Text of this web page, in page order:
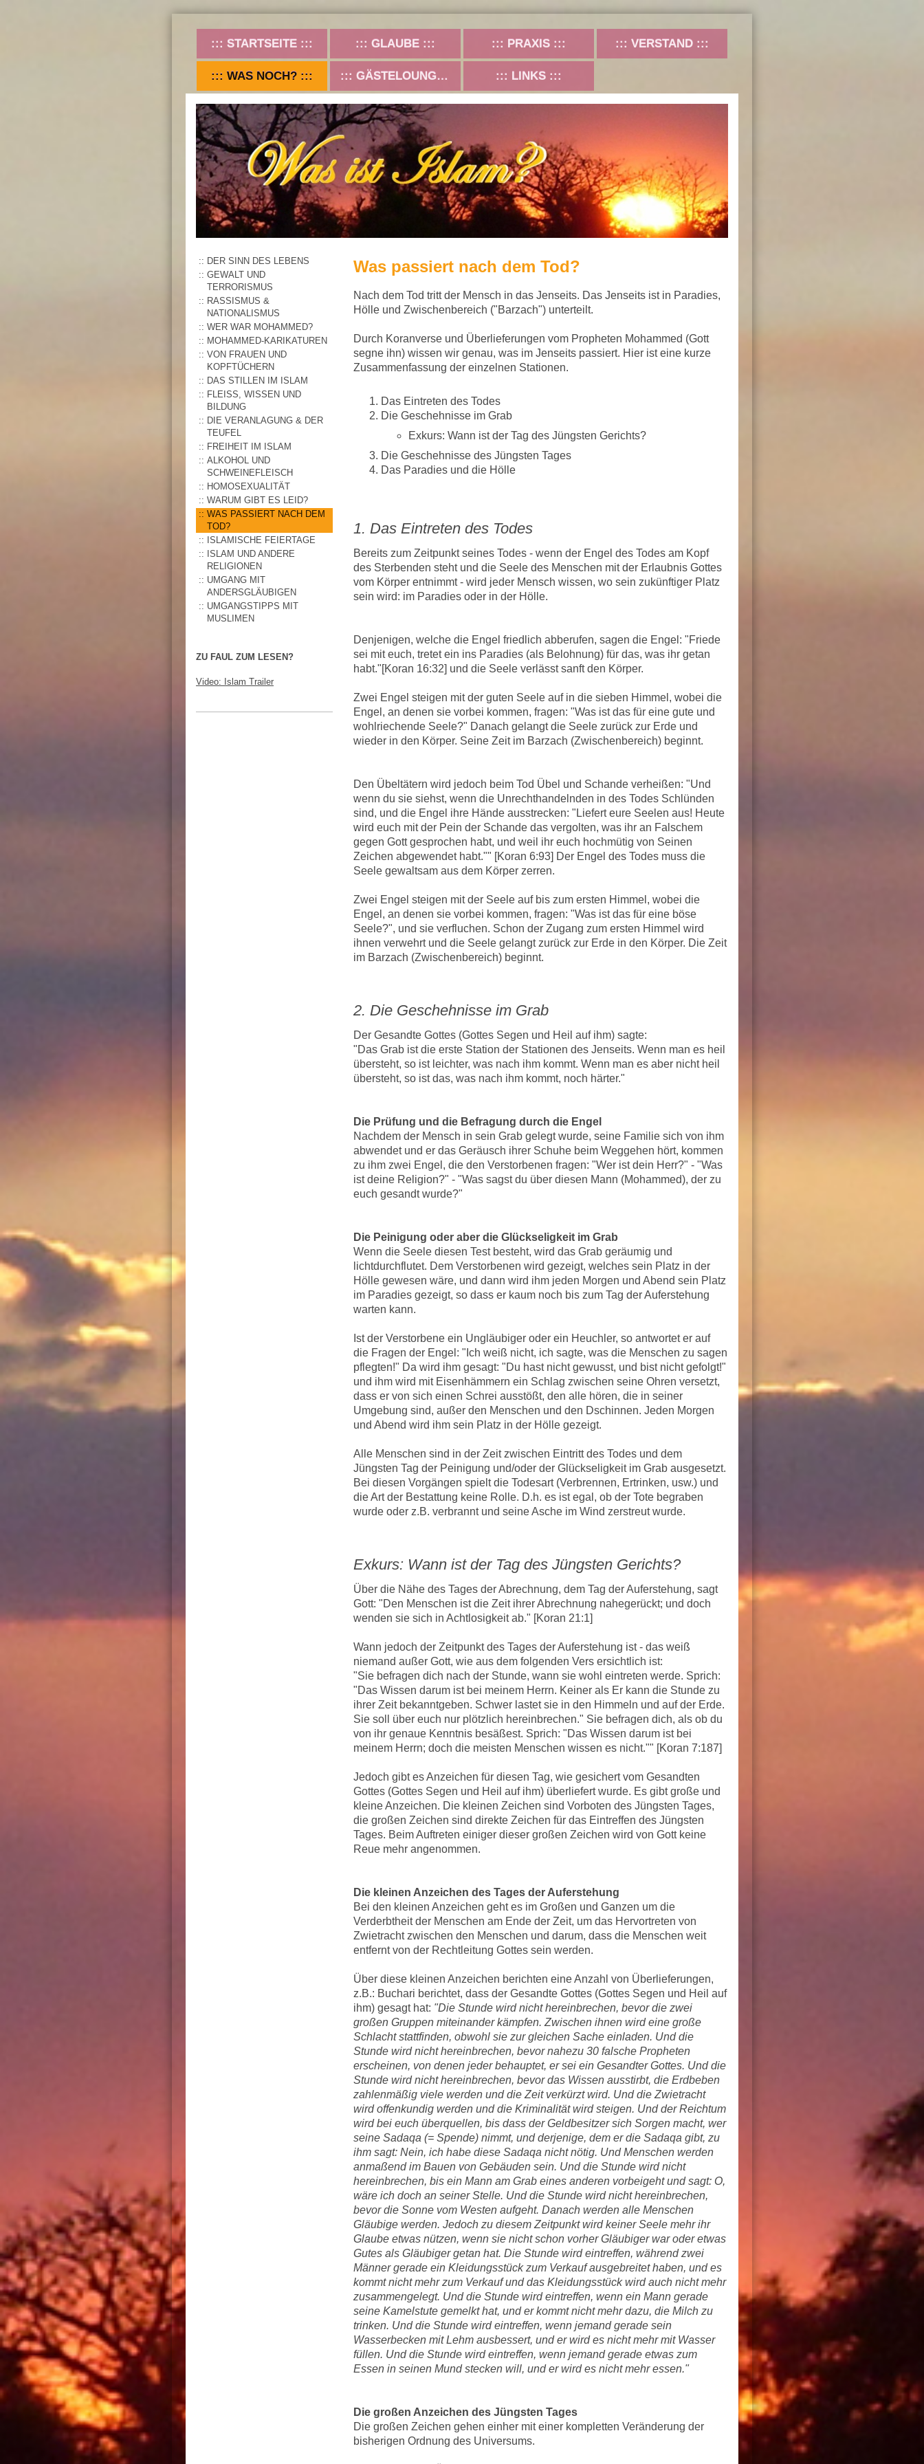
STARTSEITE GLAUBE PRAXIS VERSTAND
WAS NOCH? GÄSTELOUNGE LINKS
Was passiert nach dem Tod?
Nach dem Tod tritt der Mensch in das Jenseits. Das Jenseits ist in Paradies,
Hölle und Zwischenbereich ("Barzach") unterteilt.
Durch Koranverse und Überlieferungen vom Propheten Mohammed (Gott
segne ihn) wissen wir genau, was im Jenseits passiert. Hier ist eine kurze
Zusammenfassung der einzelnen Stationen.
Das Eintreten des Todes
Die Geschehnisse im Grab
Exkurs: Wann ist der Tag des Jüngsten Gerichts?
Die Geschehnisse des Jüngsten Tages
Das Paradies und die Hölle
1. Das Eintreten des Todes
Bereits zum Zeitpunkt seines Todes - wenn der Engel des Todes am Kopf
des Sterbenden steht und die Seele des Menschen mit der Erlaubnis Gottes
vom Körper entnimmt - wird jeder Mensch wissen, wo sein zukünftiger Platz
sein wird: im Paradies oder in der Hölle.
Denjenigen, welche die Engel friedlich abberufen, sagen die Engel: "Friede
sei mit euch, tretet ein ins Paradies (als Belohnung) für das, was ihr getan
habt."[Koran 16:32] und die Seele verlässt sanft den Körper.
Zwei Engel steigen mit der guten Seele auf in die sieben Himmel, wobei die
Engel, an denen sie vorbei kommen, fragen: "Was ist das für eine gute und
wohlriechende Seele?" Danach gelangt die Seele zurück zur Erde und
wieder in den Körper. Seine Zeit im Barzach (Zwischenbereich) beginnt.
Den Übeltätern wird jedoch beim Tod Übel und Schande verheißen: "Und
wenn du sie siehst, wenn die Unrechthandelnden in des Todes Schlünden
sind, und die Engel ihre Hände ausstrecken: "Liefert eure Seelen aus! Heute
wird euch mit der Pein der Schande das vergolten, was ihr an Falschem
gegen Gott gesprochen habt, und weil ihr euch hochmütig von Seinen
Zeichen abgewendet habt."" [Koran 6:93] Der Engel des Todes muss die
Seele gewaltsam aus dem Körper zerren.
Zwei Engel steigen mit der Seele auf bis zum ersten Himmel, wobei die
Engel, an denen sie vorbei kommen, fragen: "Was ist das für eine böse
Seele?", und sie verfluchen. Schon der Zugang zum ersten Himmel wird
ihnen verwehrt und die Seele gelangt zurück zur Erde in den Körper. Die Zeit
im Barzach (Zwischenbereich) beginnt.
2. Die Geschehnisse im Grab
Der Gesandte Gottes (Gottes Segen und Heil auf ihm) sagte:
"Das Grab ist die erste Station der Stationen des Jenseits. Wenn man es heil
übersteht, so ist leichter, was nach ihm kommt. Wenn man es aber nicht heil
übersteht, so ist das, was nach ihm kommt, noch härter."
Die Prüfung und die Befragung durch die Engel
Nachdem der Mensch in sein Grab gelegt wurde, seine Familie sich von ihm
abwendet und er das Geräusch ihrer Schuhe beim Weggehen hört, kommen
zu ihm zwei Engel, die den Verstorbenen fragen: "Wer ist dein Herr?" - "Was
ist deine Religion?" - "Was sagst du über diesen Mann (Mohammed), der zu
euch gesandt wurde?"
Die Peinigung oder aber die Glückseligkeit im Grab
Wenn die Seele diesen Test besteht, wird das Grab geräumig und
lichtdurchflutet. Dem Verstorbenen wird gezeigt, welches sein Platz in der
Hölle gewesen wäre, und dann wird ihm jeden Morgen und Abend sein Platz
im Paradies gezeigt, so dass er kaum noch bis zum Tag der Auferstehung
warten kann.
Ist der Verstorbene ein Ungläubiger oder ein Heuchler, so antwortet er auf
die Fragen der Engel: "Ich weiß nicht, ich sagte, was die Menschen zu sagen
pflegten!" Da wird ihm gesagt: "Du hast nicht gewusst, und bist nicht gefolgt!"
und ihm wird mit Eisenhämmern ein Schlag zwischen seine Ohren versetzt,
dass er von sich einen Schrei ausstößt, den alle hören, die in seiner
Umgebung sind, außer den Menschen und den Dschinnen. Jeden Morgen
und Abend wird ihm sein Platz in der Hölle gezeigt.
Alle Menschen sind in der Zeit zwischen Eintritt des Todes und dem
Jüngsten Tag der Peinigung und/oder der Glückseligkeit im Grab ausgesetzt.
Bei diesen Vorgängen spielt die Todesart (Verbrennen, Ertrinken, usw.) und
die Art der Bestattung keine Rolle. D.h. es ist egal, ob der Tote begraben
wurde oder z.B. verbrannt und seine Asche im Wind zerstreut wurde.
Exkurs: Wann ist der Tag des Jüngsten Gerichts?
Über die Nähe des Tages der Abrechnung, dem Tag der Auferstehung, sagt
Gott: "Den Menschen ist die Zeit ihrer Abrechnung nahegerückt; und doch
wenden sie sich in Achtlosigkeit ab." [Koran 21:1]
Wann jedoch der Zeitpunkt des Tages der Auferstehung ist - das weiß
niemand außer Gott, wie aus dem folgenden Vers ersichtlich ist:
"Sie befragen dich nach der Stunde, wann sie wohl eintreten werde. Sprich:
"Das Wissen darum ist bei meinem Herrn. Keiner als Er kann die Stunde zu
ihrer Zeit bekanntgeben. Schwer lastet sie in den Himmeln und auf der Erde.
Sie soll über euch nur plötzlich hereinbrechen." Sie befragen dich, als ob du
von ihr genaue Kenntnis besäßest. Sprich: "Das Wissen darum ist bei
meinem Herrn; doch die meisten Menschen wissen es nicht."" [Koran 7:187]
Jedoch gibt es Anzeichen für diesen Tag, wie gesichert vom Gesandten
Gottes (Gottes Segen und Heil auf ihm) überliefert wurde. Es gibt große und
kleine Anzeichen. Die kleinen Zeichen sind Vorboten des Jüngsten Tages,
die großen Zeichen sind direkte Zeichen für das Eintreffen des Jüngsten
Tages. Beim Auftreten einiger dieser großen Zeichen wird von Gott keine
Reue mehr angenommen.
Die kleinen Anzeichen des Tages der Auferstehung
Bei den kleinen Anzeichen geht es im Großen und Ganzen um die
Verderbtheit der Menschen am Ende der Zeit, um das Hervortreten von
Zwietracht zwischen den Menschen und darum, dass die Menschen weit
entfernt von der Rechtleitung Gottes sein werden.
Über diese kleinen Anzeichen berichten eine Anzahl von Überlieferungen,
z.B.: Buchari berichtet, dass der Gesandte Gottes (Gottes Segen und Heil auf
ihm) gesagt hat: "Die Stunde wird nicht hereinbrechen, bevor die zwei
großen Gruppen miteinander kämpfen. Zwischen ihnen wird eine große
Schlacht stattfinden, obwohl sie zur gleichen Sache einladen. Und die
Stunde wird nicht hereinbrechen, bevor nahezu 30 falsche Propheten
erscheinen, von denen jeder behauptet, er sei ein Gesandter Gottes. Und die
Stunde wird nicht hereinbrechen, bevor das Wissen ausstirbt, die Erdbeben
zahlenmäßig viele werden und die Zeit verkürzt wird. Und die Zwietracht
wird offenkundig werden und die Kriminalität wird steigen. Und der Reichtum
wird bei euch überquellen, bis dass der Geldbesitzer sich Sorgen macht, wer
seine Sadaqa (= Spende) nimmt, und derjenige, dem er die Sadaqa gibt, zu
ihm sagt: Nein, ich habe diese Sadaqa nicht nötig. Und Menschen werden
anmaßend im Bauen von Gebäuden sein. Und die Stunde wird nicht
hereinbrechen, bis ein Mann am Grab eines anderen vorbeigeht und sagt: O,
wäre ich doch an seiner Stelle. Und die Stunde wird nicht hereinbrechen,
bevor die Sonne vom Westen aufgeht. Danach werden alle Menschen
Gläubige werden. Jedoch zu diesem Zeitpunkt wird keiner Seele mehr ihr
Glaube etwas nützen, wenn sie nicht schon vorher Gläubiger war oder etwas
Gutes als Gläubiger getan hat. Die Stunde wird eintreffen, während zwei
Männer gerade ein Kleidungsstück zum Verkauf ausgebreitet haben, und es
kommt nicht mehr zum Verkauf und das Kleidungsstück wird auch nicht mehr
zusammengelegt. Und die Stunde wird eintreffen, wenn ein Mann gerade
seine Kamelstute gemelkt hat, und er kommt nicht mehr dazu, die Milch zu
trinken. Und die Stunde wird eintreffen, wenn jemand gerade sein
Wasserbecken mit Lehm ausbessert, und er wird es nicht mehr mit Wasser
füllen. Und die Stunde wird eintreffen, wenn jemand gerade etwas zum
Essen in seinen Mund stecken will, und er wird es nicht mehr essen."
Die großen Anzeichen des Jüngsten Tages
Die großen Zeichen gehen einher mit einer kompletten Veränderung der
bisherigen Ordnung des Universums.
DER SINN DES LEBENS
GEWALT UND
TERRORISMUS
RASSISMUS &
NATIONALISMUS
WER WAR MOHAMMED?
MOHAMMED-KARIKATUREN
VON FRAUEN UND
KOPFTÜCHERN
DAS STILLEN IM ISLAM
FLEISS, WISSEN UND B
ILDUNG
DIE VERANLAGUNG & DER
TEUFEL
FREIHEIT IM ISLAM
ALKOHOL UND
SCHWEINEFLEISCH
HOMOSEXUALITÄT
WARUM GIBT ES LEID?
WAS PASSIERT NACH DEM
TOD?
ISLAMISCHE FEIERTAGE
ISLAM UND ANDERE
RELIGIONEN
UMGANG MIT
ANDERSGLÄUBIGEN
UMGANGSTIPPS MIT
MUSLIMEN
ZU FAUL ZUM LESEN?
Video: Islam Trailer